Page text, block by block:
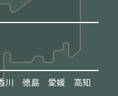
川 徳島 愛媛 高知